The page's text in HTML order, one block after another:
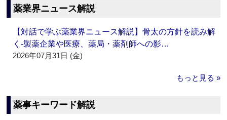
薬業界ニュース解説
【対話で学ぶ薬業界ニュース解説】骨太の方針を読み解
く‐製薬企業や医療、薬局・薬剤師への影…
2026年07月31日 (金)
もっと見る »
薬事キーワード解説